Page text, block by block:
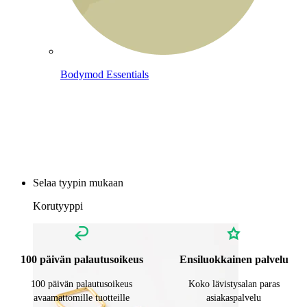
Bodymod Essentials
Selaa tyypin mukaan
Korutyyppi
100 päivän palautusoikeus
100 päivän palautusoikeus
avaamattomille tuotteille
Ensiluokkainen palvelu
Koko lävistysalan paras
asiakaspalvelu